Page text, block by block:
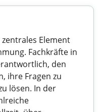
Element
Fachkräfte in
den
ihre Fragen zu
lösen. In der